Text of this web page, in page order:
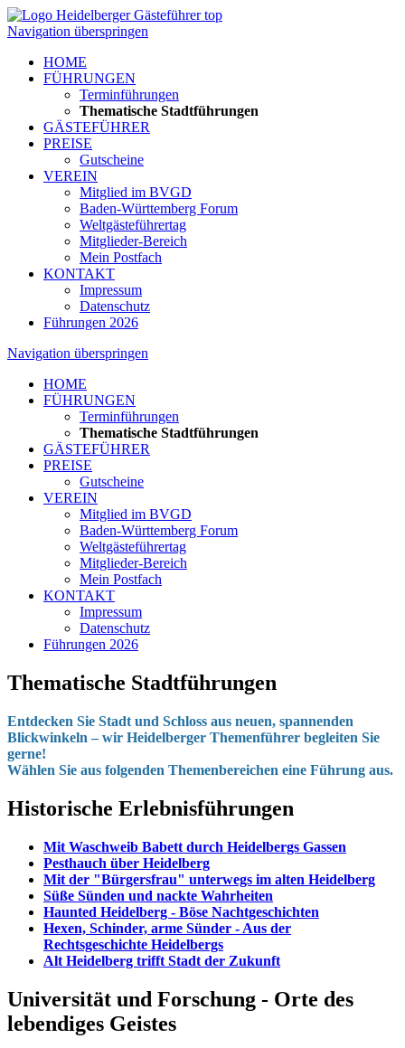
Navigation überspringen
HOME
FÜHRUNGEN
Terminführungen
Thematische Stadtführungen
GÄSTEFÜHRER
PREISE
Gutscheine
VEREIN
Mitglied im BVGD
Baden-Württemberg Forum
Weltgästeführertag
Mitglieder-Bereich
Mein Postfach
KONTAKT
Impressum
Datenschutz
Führungen 2026
Navigation überspringen
HOME
FÜHRUNGEN
Terminführungen
Thematische Stadtführungen
GÄSTEFÜHRER
PREISE
Gutscheine
VEREIN
Mitglied im BVGD
Baden-Württemberg Forum
Weltgästeführertag
Mitglieder-Bereich
Mein Postfach
KONTAKT
Impressum
Datenschutz
Führungen 2026
Thematische Stadtführungen
Entdecken Sie Stadt und Schloss aus neuen, spannenden
Blickwinkeln – wir Heidelberger Themenführer begleiten Sie
gerne!
Wählen Sie aus folgenden Themenbereichen eine Führung aus.
Historische Erlebnisführungen
Mit Waschweib Babett durch Heidelbergs Gassen
Pesthauch über Heidelberg
Mit der "Bürgersfrau" unterwegs im alten Heidelberg
Süße Sünden und nackte Wahrheiten
Haunted Heidelberg - Böse Nachtgeschichten
Hexen, Schinder, arme Sünder - Aus der
Rechtsgeschichte Heidelbergs
Alt Heidelberg trifft Stadt der Zukunft
Universität und Forschung - Orte des
lebendiges Geistes